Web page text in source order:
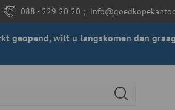
088 - 229 20 20 ;
geopend, wilt u langskomen dan